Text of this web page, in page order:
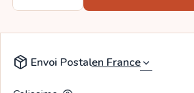
package_2 Envoi Postal expand_more